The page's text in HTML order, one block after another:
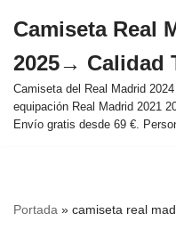
al
contenido
Camiseta Real
2025→ Calidad
Camiseta del Real Madrid
equipación Real Madrid 2021
Envío gratis desde 69 €.
Portada » camiseta real